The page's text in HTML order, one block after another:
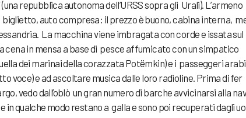
repubblica autonoma dell’URSS sopra gli Urali). L’armeno
auto compresa: il prezzo è buono, cabina interna,
La macchina viene imbragata con corde e issata sul
cena in mensa a base di pesce affumicato con un simpatico
dei marinai della corazzata Potëmkin) e i passeggeri arabi
voce) e ad ascoltare musica dalle loro radioline. Prima di fer
vedo dall’oblò un gran numero di barche avvicinarsi alla
in qualche modo restano a galla e sono poi recuperati dagli